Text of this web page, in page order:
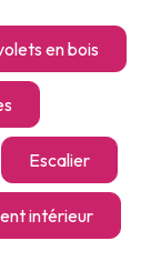
en bois
Escalier
intérieur